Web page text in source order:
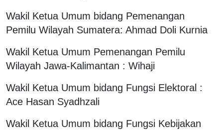
Wakil Ketua Umum bidang Pemenangan
Pemilu Wilayah Sumatera: Ahmad Doli Kurnia
Wakil Ketua Umum Pemenangan Pemilu
Wilayah Jawa-Kalimantan : Wihaji
Wakil Ketua Umum bidang Fungsi Elektoral :
Ace Hasan Syadhzali
Wakil Ketua Umum bidang Fungsi Kebijakan